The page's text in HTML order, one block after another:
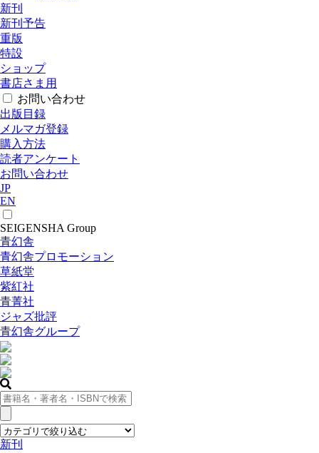
新刊
新刊予告
重版
特設
ショップ
書店さま用
お問い合わせ
出版目録
メルマガ登録
購入方法
読者アンケート
お問い合わせ
JP
EN
SEIGENSHA Group
青幻舎
青幻舎プロモーション
草紙堂
紫紅社
青菁社
ジャズ批評
青幻舎グループ
新刊